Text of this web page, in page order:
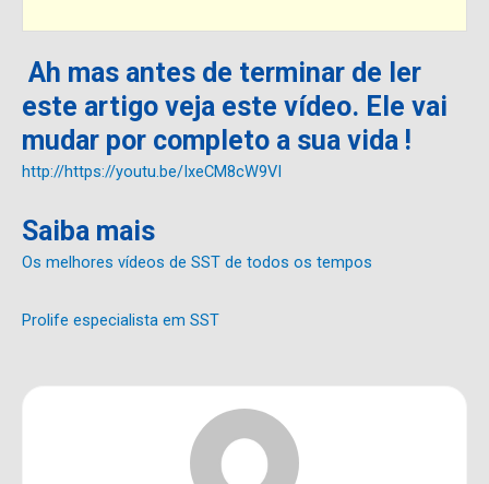
Ah mas antes de terminar de ler
este artigo veja este vídeo. Ele vai
mudar por completo a sua vida !
http://https://youtu.be/IxeCM8cW9VI
Saiba mais
Os melhores vídeos de SST de todos os tempos
Prolife especialista em SST